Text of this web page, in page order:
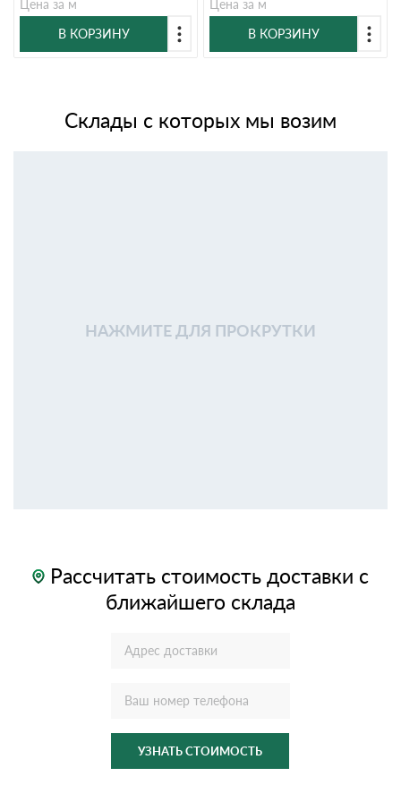
Цена за м
В КОРЗИНУ
Цена за м
В КОРЗИНУ
Склады с которых мы возим
НАЖМИТЕ ДЛЯ ПРОКРУТКИ
Рассчитать стоимость доставки с
ближайшего склада
УЗНАТЬ СТОИМОСТЬ